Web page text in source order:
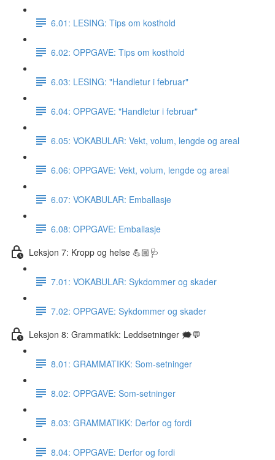
6.01: LESING: Tips om kosthold
6.02: OPPGAVE: Tips om kosthold
6.03: LESING: "Handletur i februar"
6.04: OPPGAVE: "Handletur i februar"
6.05: VOKABULAR: Vekt, volum, lengde og areal
6.06: OPPGAVE: Vekt, volum, lengde og areal
6.07: VOKABULAR: Emballasje
6.08: OPPGAVE: Emballasje
Leksjon 7: Kropp og helse 💪🏼🩺
7.01: VOKABULAR: Sykdommer og skader
7.02: OPPGAVE: Sykdommer og skader
Leksjon 8: Grammatikk: Leddsetninger 🗯💬
8.01: GRAMMATIKK: Som-setninger
8.02: OPPGAVE: Som-setninger
8.03: GRAMMATIKK: Derfor og fordi
8.04: OPPGAVE: Derfor og fordi